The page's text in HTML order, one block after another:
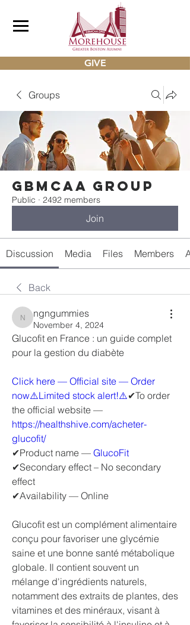
GIVE
Groups
gbmcaa Group
Public · 2492 members
Join
Discussion Media Files Members
Back
ngngummies
ngngummies
November 4, 2024
Glucofit en France : un guide complet
pour la gestion du diabète
Click here — Official site — Order
now⚠️Limited stock alert!⚠️✔To order
https://healthshive.com/acheter-
glucofit/
✔Product name — GlucoFit
✔Secondary effect – No secondary
effect
✔Availability — Online
Glucofit est un complément alimentaire
conçu pour favoriser une glycémie
saine et une bonne santé métabolique
globale. Il contient souvent un
mélange d'ingrédients naturels,
notamment des extraits de plantes, des
vitamines et des minéraux, visant à